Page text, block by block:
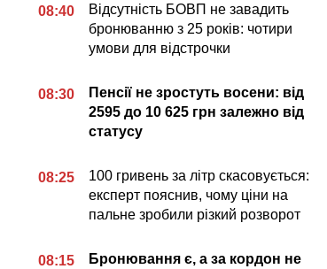
08:40
Відсутність БОВП не завадить
бронюванню з 25 років: чотири
умови для відстрочки
08:30
Пенсії не зростуть восени: від
2595 до 10 625 грн залежно від
статусу
08:25
100 гривень за літр скасовується:
експерт пояснив, чому ціни на
пальне зробили різкий розворот
08:15
Бронювання є, а за кордон не